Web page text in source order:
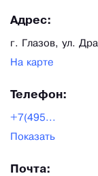
создать
Адрес:
г. Глазов, ул.
На карте
Телефон:
+7(495...
Показать
Почта: